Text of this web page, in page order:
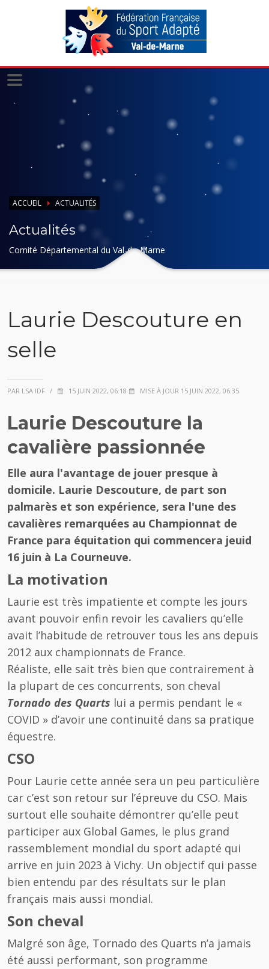
ACCUEIL ACTUALITÉS
Actualités
Comité Départemental du Val-de-Marne
Laurie Descouture en
selle
PAR LSA IDF / 15 JUIN 2022, 06:18 MISE À JOUR 15 JUIN 2022, 06:35
Laurie Descouture la
cavalière passionnée
Elle aura l'avantage de jouer presque à
domicile. Laurie Descouture, de part son
palmarès et son expérience, sera l'une des
cavalières remarquées au Championnat de
France para équitation qui commencera jeuid
16 juin à La Courneuve.
La motivation
Laurie est très impatiente et compte les jours
avant pouvoir enfin revoir les cavaliers qu’elle
avait l’habitude de retrouver tous les ans depuis
2012 aux championnats de France.
Réaliste, elle sait très bien que contrairement à
la plupart de ces concurrents, son cheval
Tornado des Quarts lui a permis pendant le «
COVID » d’avoir une continuité dans sa pratique
équestre.
CSO
Pour Laurie cette année sera un peu particulière
car c’est son retour sur l’épreuve du CSO. Mais
surtout elle souhaite démontrer qu’elle peut
participer aux Global Games, le plus grand
rassemblement mondial du sport adapté qui
arrive en juin 2023 à Vichy. Un objectif qui passe
bien entendu par des résultats sur le plan
français mais aussi mondial.
Son cheval
Malgré son âge, Tornado des Quarts n’a jamais
été aussi performant, son programme
Panneau de gestion des cookies